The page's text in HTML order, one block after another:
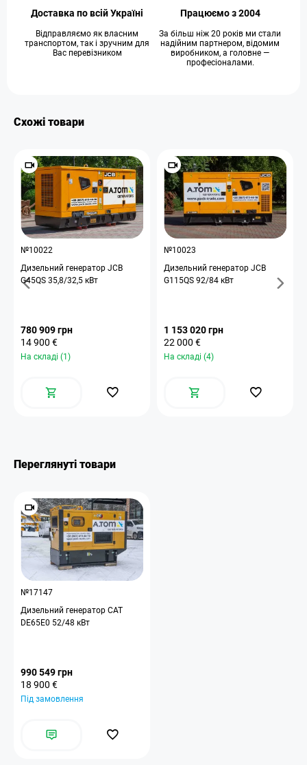
Доставка по всій Україні
Відправляємо як власним
транспортом, так і зручним для
Вас перевізником
Працюємо з 2004
За більш ніж 20 років ми стали
надійним партнером, відомим
виробником, а головне —
професіоналами.
Схожі товари
№10022
Дизельний генератор JCB
G45QS 35,8/32,5 кВт
780 909 грн
14 900 €
На складі (1)
№10023
Дизельний генератор JCB
G115QS 92/84 кВт
1 153 020 грн
22 000 €
На складі (4)
Переглянуті товари
№17147
Дизельний генератор CAT
DE65E0 52/48 кВт
990 549 грн
18 900 €
Під замовлення